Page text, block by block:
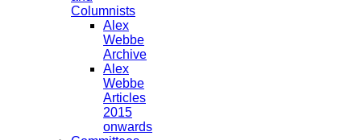
Columnists
Alex
Webbe
Archive
Alex
Webbe
Articles
2015
onwards